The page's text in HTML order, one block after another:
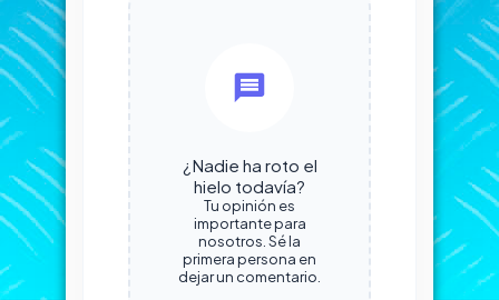
¿Nadie ha roto el
hielo todavía?
Tu opinión es
importante para
nosotros. Sé la
primera persona en
dejar un comentario.